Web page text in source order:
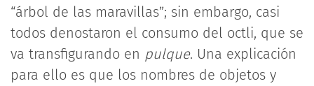
“árbol de las maravillas”; sin embargo, casi
todos denostaron el consumo del octli, que se
va transfigurando en pulque. Una explicación
para ello es que los nombres de objetos y